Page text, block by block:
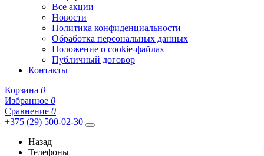
Все акции
Новости
Политика конфиденциальности
Обработка персональных данных
Положение о cookie-файлах
Публичный договор
Контакты
Корзина 0
Избранное 0
Сравнение 0
+375 (29) 500-02-30
Назад
Телефоны